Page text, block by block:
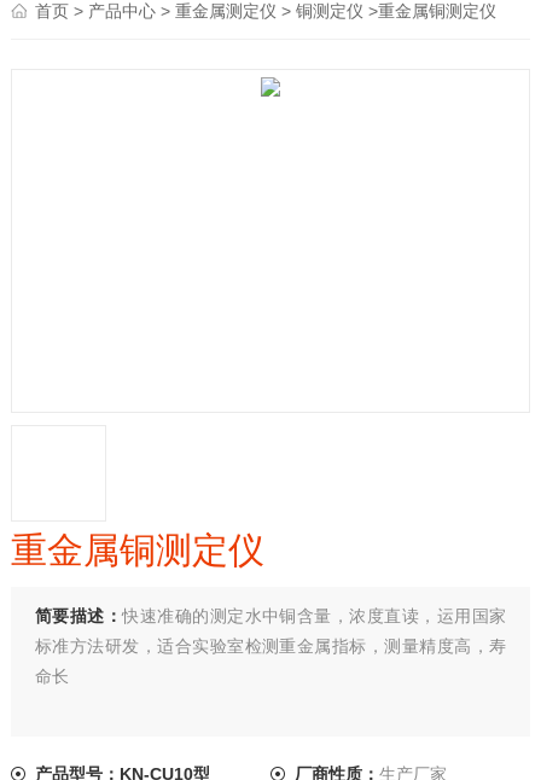
首页> 产品中心> 重金属测定仪 > 铜测定仪 >重金属铜测定仪
重金属铜测定仪
简要描述：快速准确的测定水中铜含量，浓度直读，运用国家
标准方法研发，适合实验室检测重金属指标，测量精度高，寿
命长
产品型号：KN-CU10型 厂商性质： 生产厂家